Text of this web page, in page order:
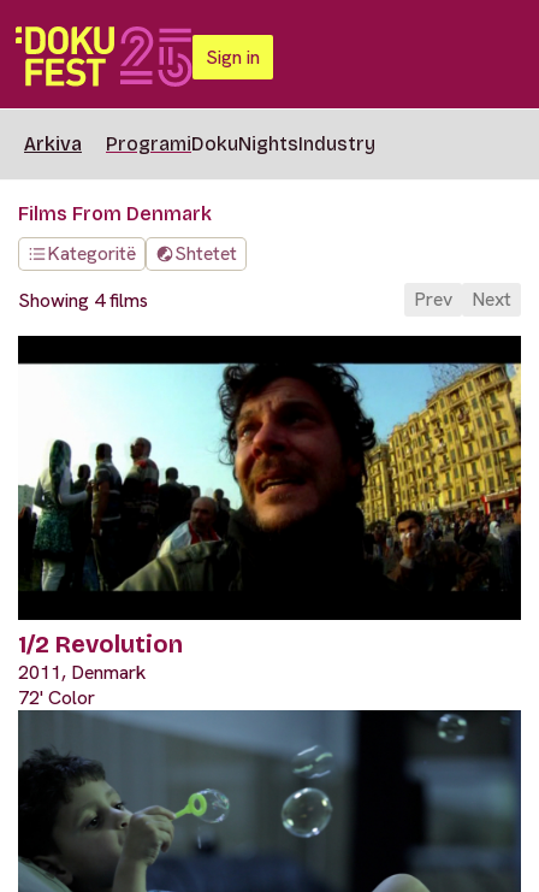
Sign in
Arkiva ProgramiDokuNightsIndustry
Films From Denmark
Kategoritë
Shtetet
Showing 4 films
Prev Next
1/2 Revolution
2011, Denmark
72' Color